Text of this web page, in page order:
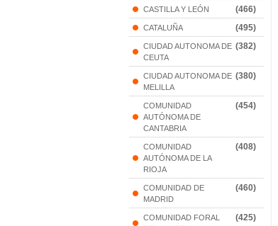
CASTILLA Y LEÓN (466)
CATALUÑA (495)
CIUDAD AUTONOMA DE
CEUTA
(382)
CIUDAD AUTONOMA DE
MELILLA
(380)
COMUNIDAD
AUTÓNOMA DE
CANTABRIA
(454)
COMUNIDAD
AUTÓNOMA DE LA
RIOJA
(408)
COMUNIDAD DE
MADRID
(460)
COMUNIDAD FORAL
(425)